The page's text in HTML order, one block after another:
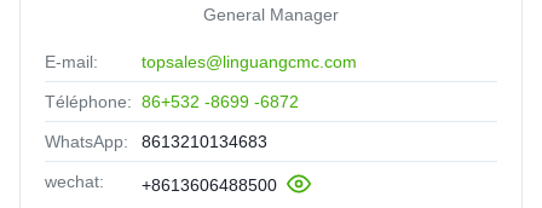
General Manager
E-mail: topsales@linguangcmc.com
Téléphone: 86+532 -8699 -6872
WhatsApp: 8613210134683
wechat: +8613606488500